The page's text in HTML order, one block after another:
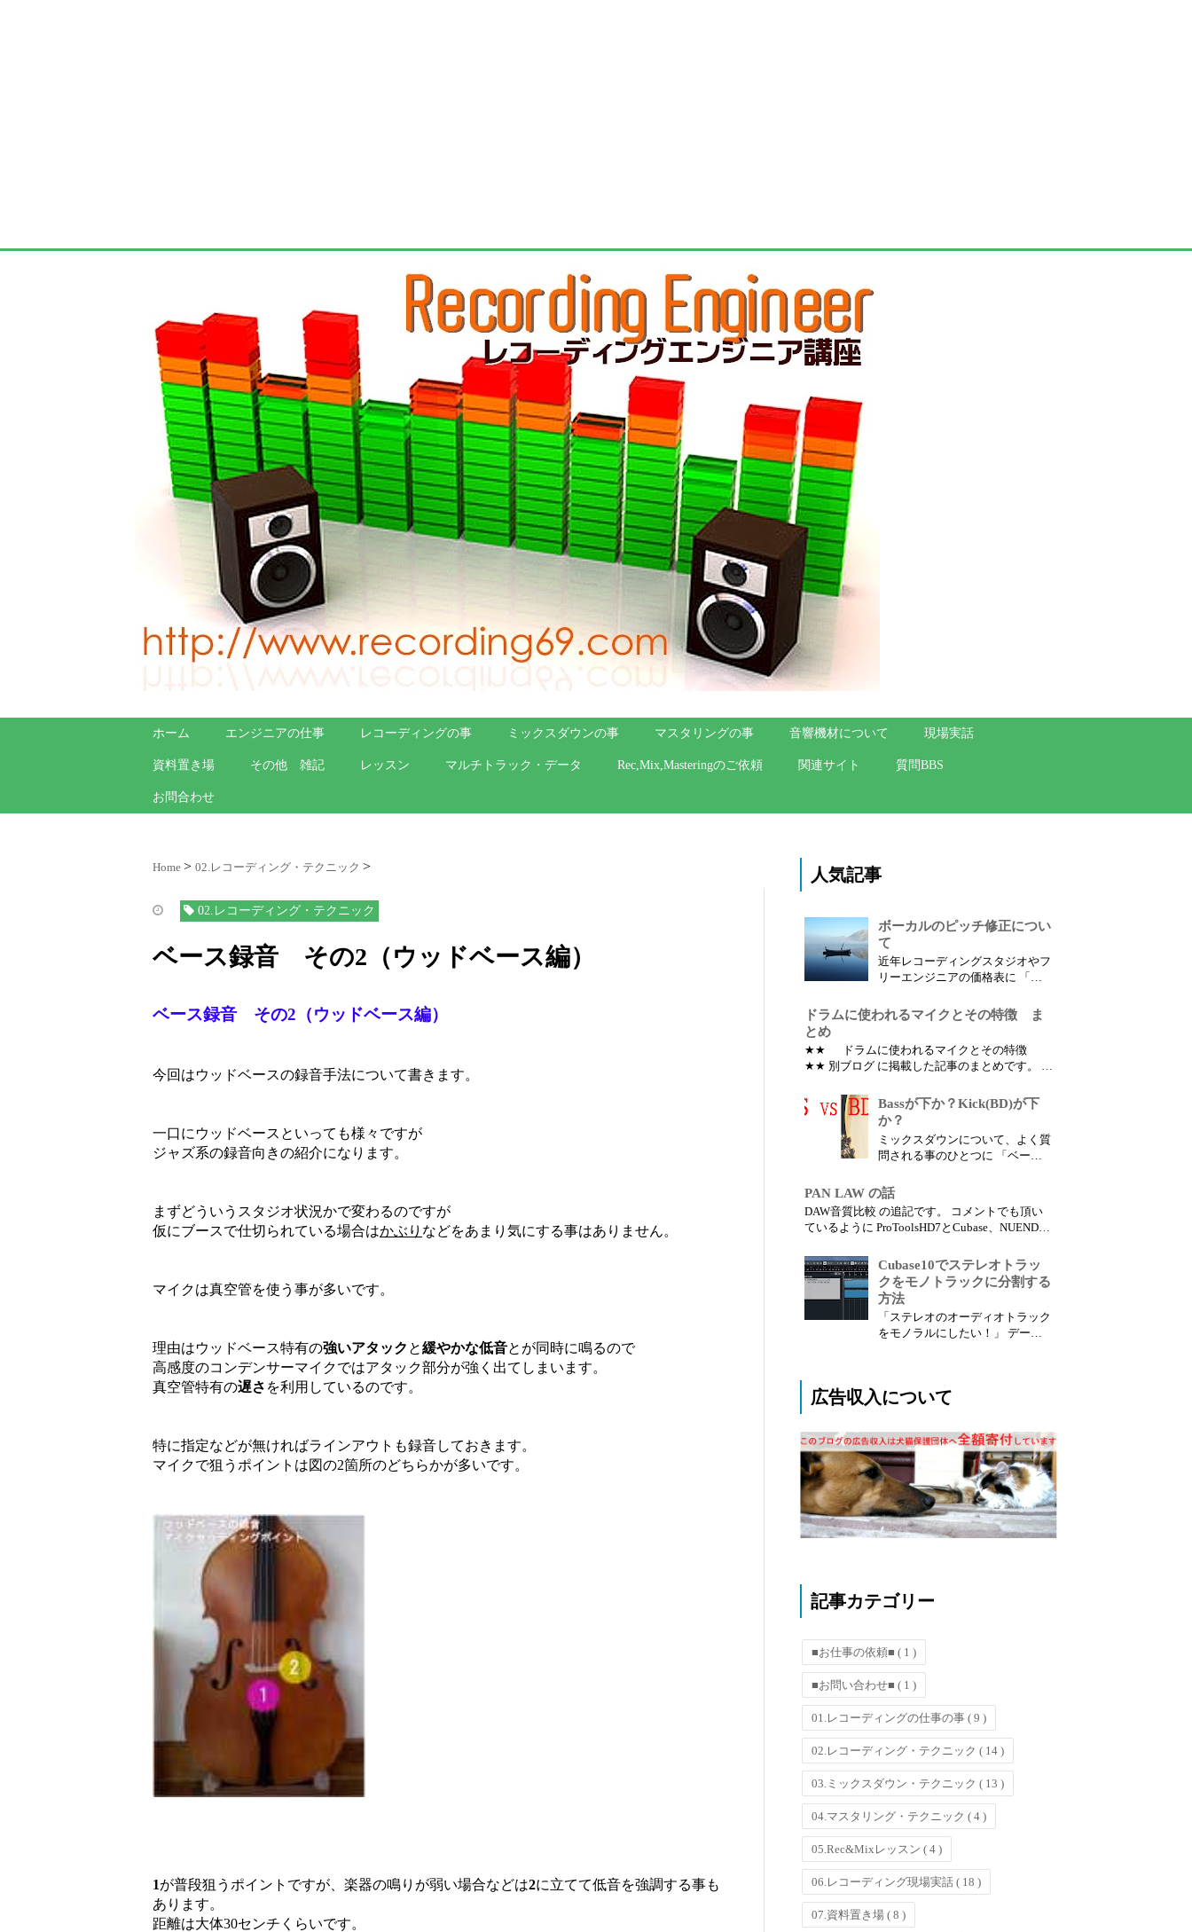
ホーム エンジニアの仕事 レコーディングの事 ミックスダウンの事 マスタリングの事 音響機材について 現場実話
資料置き場 その他 雑記 レッスン マルチトラック・データ Rec,Mix,Masteringのご依頼 関連サイト 質問BBS
お問合わせ
Home 02.レコーディング・テクニック
02.レコーディング・テクニック
ベース録音 その2（ウッドベース編）
ベース録音 その2（ウッドベース編）
今回はウッドベースの録音手法について書きます。
一口にウッドベースといっても様々ですが
ジャズ系の録音向きの紹介になります。
まずどういうスタジオ状況かで変わるのですが
仮にブースで仕切られている場合はかぶり などをあまり気にする事はありません。
マイクは真空管を使う事が多いです。
理由はウッドベース特有の強いアタック と緩やかな低音とが同時に鳴るので
高感度のコンデンサーマイクではアタック部分が強く出てしまいます。
真空管特有の遅さ を利用しているのです。
特に指定などが無ければラインアウトも録音しておきます。
マイクで狙うポイントは図の2箇所のどちらかが多いです。
1が普段狙うポイントですが、楽器の鳴りが弱い場合などは2に立てて低音を強調する事も
あります。
距離は大体30センチくらいです。
人気記事
ボーカルのピッチ修正につい
て
近年レコーディングスタジオやフ
リーエンジニアの価格表に 「ボ
目があります。 ではボーカルの
ピッチ修正（音程修正）とは何の
為にするのでしょうか？
ドラムに使われるマイクとその特徴 ま
とめ
★★ ドラムに使われるマイクとその特徴
★★ 別ブログ に掲載した記事のまとめです。 ど
う疑問を持っている人は多いはずです。 パーツ
別の別のマイクの違いによる音色の特徴、使い
方など書いていこうと思います。
Bassが下か？Kick(BD)が下
か？
ミックスダウンについて、よく質
問される事のひとつに 「ベース
が良いですか？」 というものが
あります。 低音域をベースとキ
ック(バスドラム)どちらに担当さ
せるのか。 これは低音がぶつか
悩むポイントだと思います。 ...
PAN LAW の話
DAW音質比較 の追記です。 コメントでも頂い
ているように ProToolsHD7とCubase、NUENDO
はタネがあります。 ■ PAN LAWについて DTM
ソフトや音響機器に詳しい方でしたら当たり前
の事なの...
Cubase10でステレオトラッ
クをモノトラックに分割する
方法
「ステレオのオーディオトラック
をモノラルにしたい！」 データ
りますよね？ Cubaseでは今まで
機能が追加されたので紹介し...
広告収入について
記事カテゴリー
■お仕事の依頼■ ( 1 )
■お問い合わせ■ ( 1 )
01.レコーディングの仕事の事 ( 9 )
02.レコーディング・テクニック ( 14 )
03.ミックスダウン・テクニック ( 13 )
04.マスタリング・テクニック ( 4 )
05.Rec&Mixレッスン ( 4 )
06.レコーディング現場実話 ( 18 )
07.資料置き場 ( 8 )